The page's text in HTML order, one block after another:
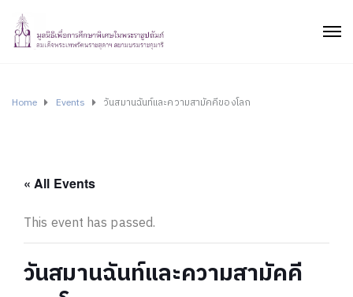
Home Events วันสมานฉันท์และความสามัคคีของโลก
« All Events
This event has passed.
วันสมานฉันท์และความสามัคคี